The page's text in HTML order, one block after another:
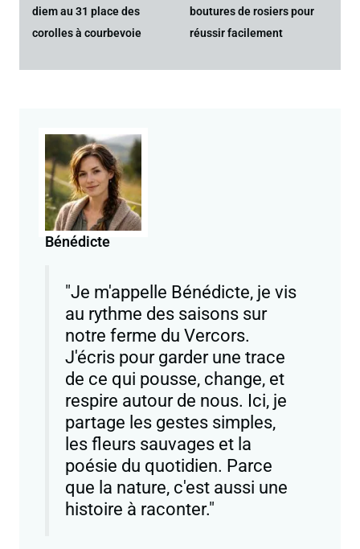
diem au 31 place des
corolles à courbevoie
boutures de rosiers pour
réussir facilement
Bénédicte
"Je m'appelle Bénédicte, je vis
au rythme des saisons sur
notre ferme du Vercors.
J'écris pour garder une trace
de ce qui pousse, change, et
respire autour de nous. Ici, je
partage les gestes simples,
les fleurs sauvages et la
poésie du quotidien. Parce
que la nature, c'est aussi une
histoire à raconter."